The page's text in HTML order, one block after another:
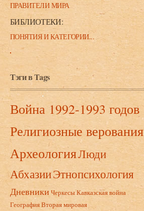
ПРАВИТЕЛИ МИРА
БИБЛИОТЕКИ:
ПОНЯТИЯ И КАТЕГОРИИ...
Тэги в Tags
Война 1992-1993 годов
Религиозные верования
АрхеологияЛюди
АбхазииЭтнопсихология
Дневники ЧеркесыКавказская война
ГеографияВторая мировая